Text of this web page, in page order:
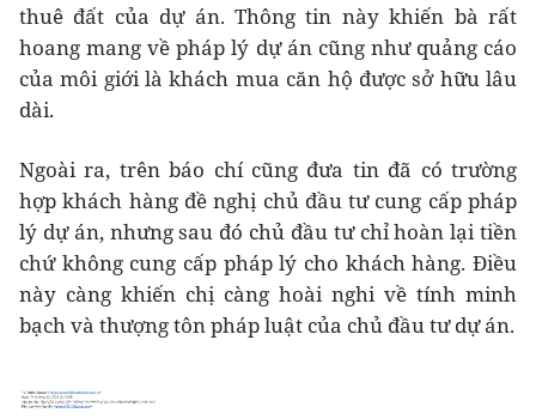
thuê đất của dự án. Thông tin này khiến bà rất
hoang mang về pháp lý dự án cũng như quảng cáo
của môi giới là khách mua căn hộ được sở hữu lâu
dài.
Ngoài ra, trên báo chí cũng đưa tin đã có trường
hợp khách hàng đề nghị chủ đầu tư cung cấp pháp
lý dự án, nhưng sau đó chủ đầu tư chỉ hoàn lại tiền
chứ không cung cấp pháp lý cho khách hàng. Điều
này càng khiến chị càng hoài nghi về tính minh
bạch và thượng tôn pháp luật của chủ đầu tư dự án.